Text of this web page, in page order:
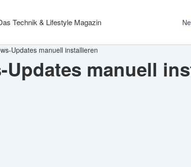
Technik & Lifestyle Magazin
Updates manuell installieren
Updates manuell